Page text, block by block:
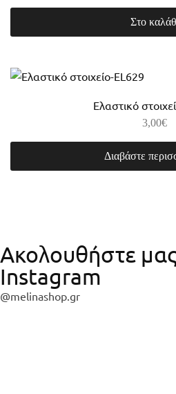
Στο
Ελαστικό
3,00€
Διαβάστε
Ακολουθήστε
Instagram
@melinashop.gr